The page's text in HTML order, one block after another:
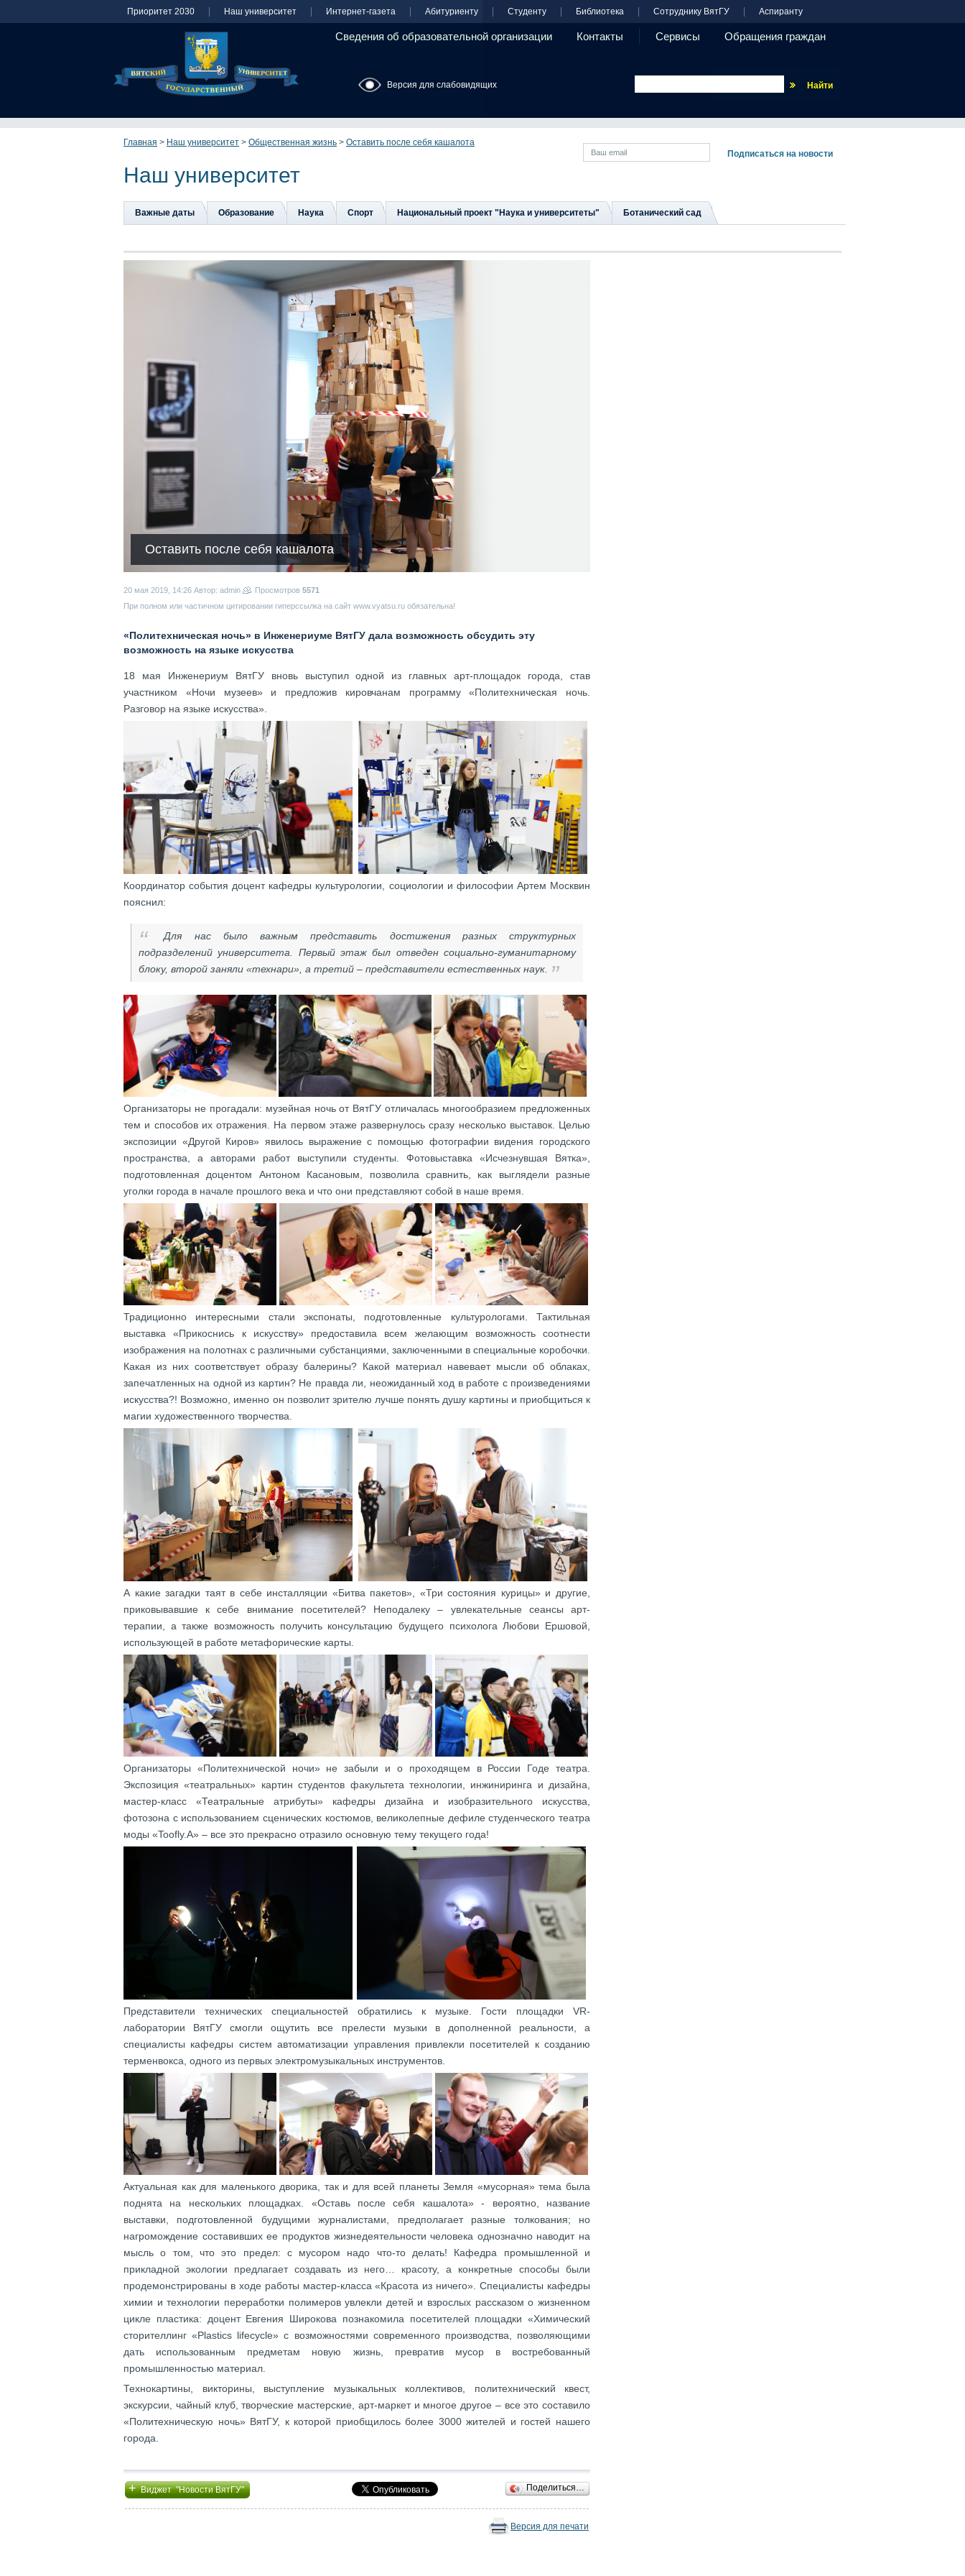
Приоритет 2030 Наш университет Интернет-газета Абитуриенту Студенту Библиотека Сотруднику ВятГУ Аспиранту
Сведения об образовательной организации Контакты Сервисы Обращения граждан
Версия для слабовидящих
Главная > Наш университет > Общественная жизнь > Оставить после себя кашалота
Наш университет
Важные даты Образование Наука Спорт Национальный проект "Наука и университеты" Ботанический сад
Оставить после себя кашалота
20 мая 2019, 14:26 Автор: admin Просмотров 5571
При полном или частичном цитировании гиперссылка на сайт www.vyatsu.ru обязательна!
«Политехническая ночь» в Инженериуме ВятГУ дала возможность обсудить эту
возможность на языке искусства
18 мая Инженериум ВятГУ вновь выступил одной из главных арт-площадок города, став
участником «Ночи музеев» и предложив кировчанам программу «Политехническая ночь.
Разговор на языке искусства».
Координатор события доцент кафедры культурологии, социологии и философии Артем Москвин
пояснил:
Для нас было важным представить достижения разных структурных
подразделений университета. Первый этаж был отведен социально-гуманитарному
блоку, второй заняли «технари», а третий – представители естественных наук.
Организаторы не прогадали: музейная ночь от ВятГУ отличалась многообразием предложенных
тем и способов их отражения. На первом этаже развернулось сразу несколько выставок. Целью
экспозиции «Другой Киров» явилось выражение с помощью фотографии видения городского
пространства, а авторами работ выступили студенты. Фотовыставка «Исчезнувшая Вятка»,
подготовленная доцентом Антоном Касановым, позволила сравнить, как выглядели разные
уголки города в начале прошлого века и что они представляют собой в наше время.
Традиционно интересными стали экспонаты, подготовленные культурологами. Тактильная
выставка «Прикоснись к искусству» предоставила всем желающим возможность соотнести
изображения на полотнах с различными субстанциями, заключенными в специальные коробочки.
Какая из них соответствует образу балерины? Какой материал навевает мысли об облаках,
запечатленных на одной из картин? Не правда ли, неожиданный ход в работе с произведениями
искусства?! Возможно, именно он позволит зрителю лучше понять душу картины и приобщиться к
магии художественного творчества.
А какие загадки таят в себе инсталляции «Битва пакетов», «Три состояния курицы» и другие,
приковывавшие к себе внимание посетителей? Неподалеку – увлекательные сеансы арт-
терапии, а также возможность получить консультацию будущего психолога Любови Ершовой,
использующей в работе метафорические карты.
Организаторы «Политехнической ночи» не забыли и о проходящем в России Годе театра.
Экспозиция «театральных» картин студентов факультета технологии, инжиниринга и дизайна,
мастер-класс «Театральные атрибуты» кафедры дизайна и изобразительного искусства,
фотозона с использованием сценических костюмов, великолепные дефиле студенческого театра
моды «Toofly.A» – все это прекрасно отразило основную тему текущего года!
Представители технических специальностей обратились к музыке. Гости площадки VR-
лаборатории ВятГУ смогли ощутить все прелести музыки в дополненной реальности, а
специалисты кафедры систем автоматизации управления привлекли посетителей к созданию
терменвокса, одного из первых электромузыкальных инструментов.
Актуальная как для маленького дворика, так и для всей планеты Земля «мусорная» тема была
поднята на нескольких площадках. «Оставь после себя кашалота» - вероятно, название
выставки, подготовленной будущими журналистами, предполагает разные толкования; но
нагромождение составивших ее продуктов жизнедеятельности человека однозначно наводит на
мысль о том, что это предел: с мусором надо что-то делать! Кафедра промышленной и
прикладной экологии предлагает создавать из него… красоту, а конкретные способы были
продемонстрированы в ходе работы мастер-класса «Красота из ничего». Специалисты кафедры
химии и технологии переработки полимеров увлекли детей и взрослых рассказом о жизненном
цикле пластика: доцент Евгения Широкова познакомила посетителей площадки «Химический
сторителлинг «Plastics lifecycle» с возможностями современного производства, позволяющими
дать использованным предметам новую жизнь, превратив мусор в востребованный
промышленностью материал.
Технокартины, викторины, выступление музыкальных коллективов, политехнический квест,
экскурсии, чайный клуб, творческие мастерские, арт-маркет и многое другое – все это составило
«Политехническую ночь» ВятГУ, к которой приобщилось более 3000 жителей и гостей нашего
города.
+Виджет "Новости ВятГУ" Поделиться…
Версия для печати